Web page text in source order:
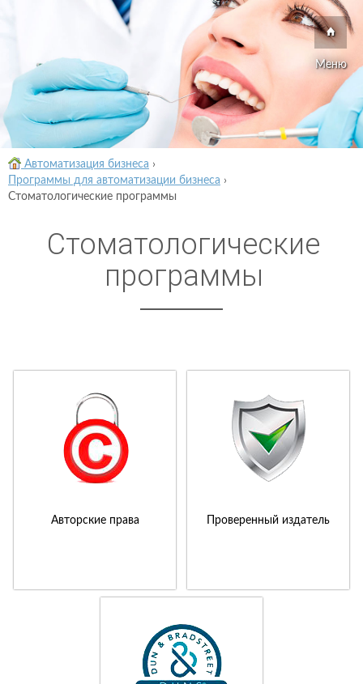
Меню
Автоматизация бизнеса ›
Программы для автоматизации бизнеса ›
Стоматологические программы
Стоматологические
программы
Авторские права Проверенный издатель